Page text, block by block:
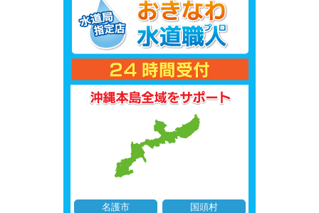
名護市
国頭村